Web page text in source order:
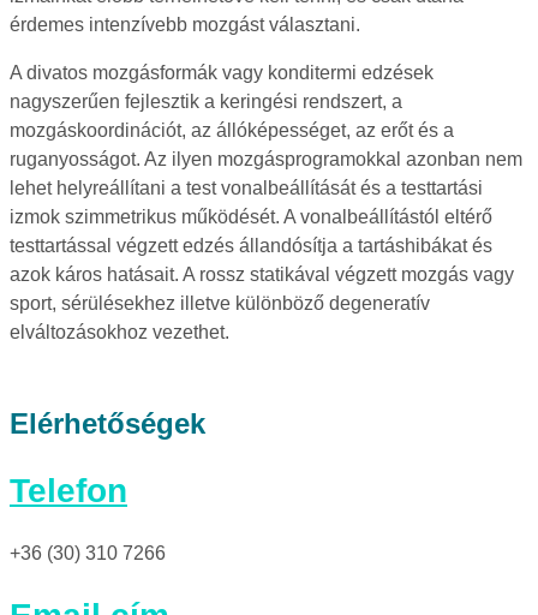
érdemes intenzívebb mozgást választani.
A divatos mozgásformák vagy konditermi edzések
nagyszerűen fejlesztik a keringési rendszert, a
mozgáskoordinációt, az állóképességet, az erőt és a
ruganyosságot. Az ilyen mozgásprogramokkal azonban nem
lehet helyreállítani a test vonalbeállítását és a testtartási
izmok szimmetrikus működését. A vonalbeállítástól eltérő
testtartással végzett edzés állandósítja a tartáshibákat és
azok káros hatásait. A rossz statikával végzett mozgás vagy
sport, sérülésekhez illetve különböző degeneratív
elváltozásokhoz vezethet.
Elérhetőségek
Telefon
+36 (30) 310 7266